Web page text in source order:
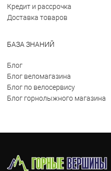
Кредит и рассрочка
Доставка товаров
БАЗА ЗНАНИЙ
Блог
Блог веломагазина
Блог по велосервису
Блог горнолыжного магазина